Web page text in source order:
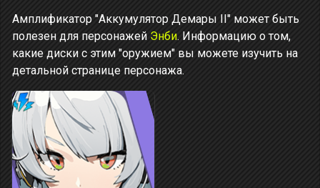
Амплификатор "Аккумулятор Демары II" может быть
полезен для персонажей Энби. Информацию о том,
какие диски с этим "оружием" вы можете изучить на
детальной странице персонажа.